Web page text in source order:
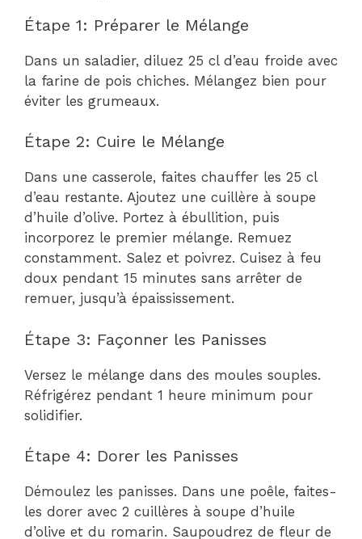
Étape 1: Préparer le Mélange
Dans un saladier, diluez 25 cl d’eau froide avec
la farine de pois chiches. Mélangez bien pour
éviter les grumeaux.
Étape 2: Cuire le Mélange
Dans une casserole, faites chauffer les 25 cl
d’eau restante. Ajoutez une cuillère à soupe
d’huile d’olive. Portez à ébullition, puis
incorporez le premier mélange. Remuez
constamment. Salez et poivrez. Cuisez à feu
doux pendant 15 minutes sans arrêter de
remuer, jusqu’à épaississement.
Étape 3: Façonner les Panisses
Versez le mélange dans des moules souples.
Réfrigérez pendant 1 heure minimum pour
solidifier.
Étape 4: Dorer les Panisses
Démoulez les panisses. Dans une poêle, faites-
les dorer avec 2 cuillères à soupe d’huile
d’olive et du romarin. Saupoudrez de fleur de